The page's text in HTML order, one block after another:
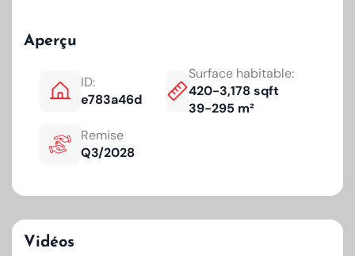
Aperçu
ID:
e783a46d
Surface habitable:
420-3,178 sqft
39-295 m²
Remise
Q3/2028
Vidéos